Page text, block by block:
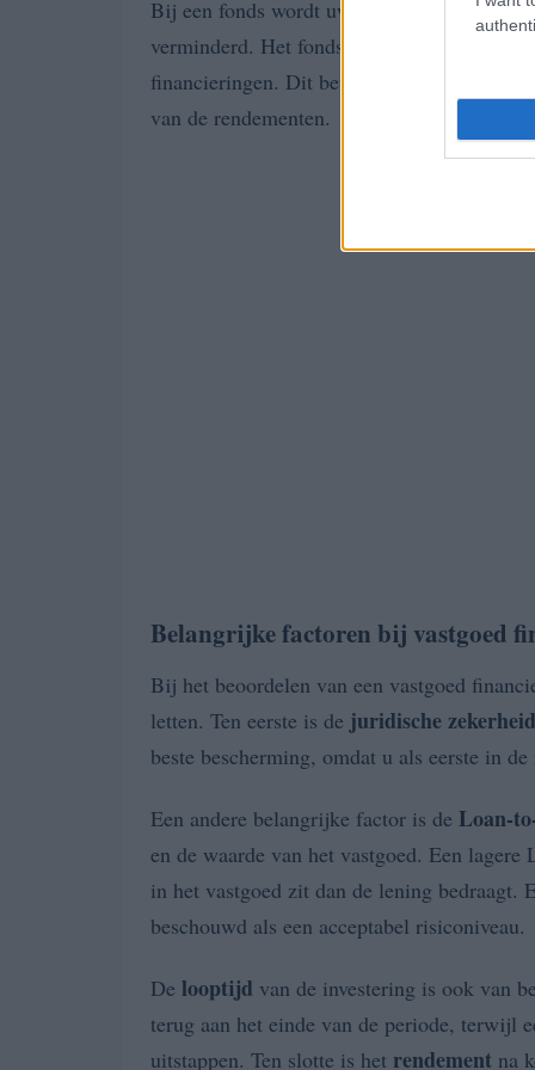
Bij een fonds wordt uw inleg gespreid
verminderd. Het fonds verzorgt de selectie
financieringen. Dit betekent dat u als
van de rendementen.
Belangrijke factoren bij vastgoed
Bij het beoordelen van een vastgoed
letten. Ten eerste is de juridische zekerheid
beste bescherming, omdat u als eerste in
Een andere belangrijke factor is de Loan-
en de waarde van het vastgoed. Een
in het vastgoed zit dan de lening bedraagt.
beschouwd als een acceptabel risiconiveau.
De looptijd van de investering is ook van
terug aan het einde van de periode, terwijl
uitstappen. Ten slotte is het rendement na